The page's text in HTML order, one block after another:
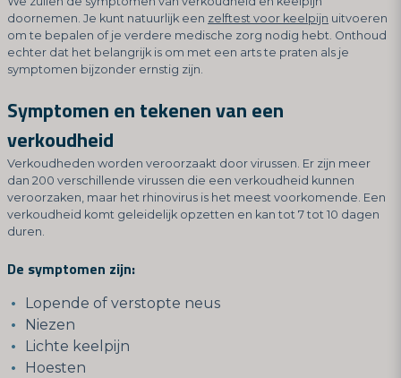
doornemen. Je kunt natuurlijk een zelftest voor keelpijn uitvoeren
om te bepalen of je verdere medische zorg nodig hebt. Onthoud
echter dat het belangrijk is om met een arts te praten als je
symptomen bijzonder ernstig zijn.
Symptomen en tekenen van een
verkoudheid
Verkoudheden worden veroorzaakt door virussen. Er zijn meer
dan 200 verschillende virussen die een verkoudheid kunnen
veroorzaken, maar het rhinovirus is het meest voorkomende. Een
verkoudheid komt geleidelijk opzetten en kan tot 7 tot 10 dagen
duren.
De symptomen zijn:
Lopende of verstopte neus
Niezen
Lichte keelpijn
Hoesten